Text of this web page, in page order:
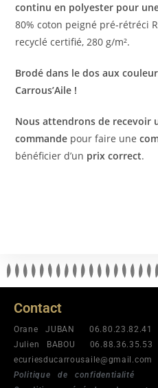
continu en polyester pour
80% coton peigné pré-rétréci
recyclé certifié, 280 g/m².
Brodé dans le dos aux
Carrous’Aile !
Nous attendrons de recevoir
commande pour faire une
bénéficier d’un prix correct.
Contact
Orane JUBAN 06.80.23.82.41
Julien BABOU 06.88.36.35.53
ecuriesducarrousaile@gmail.com
Politique de confidentialité